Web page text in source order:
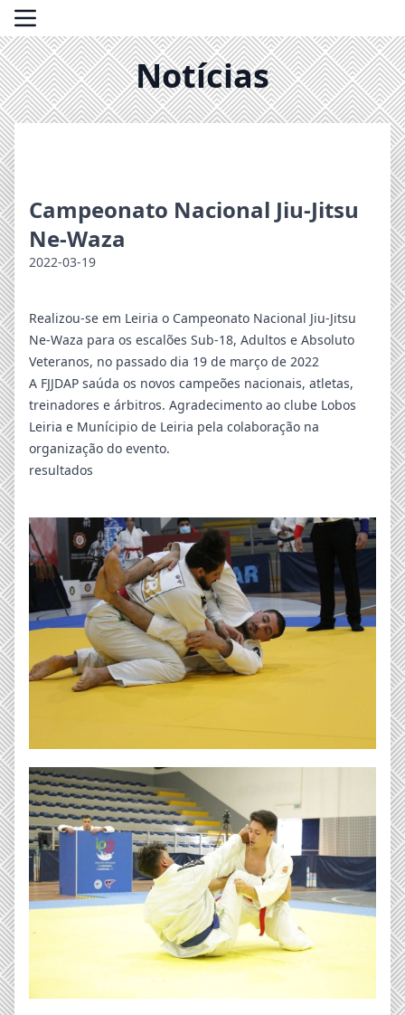
Notícias
Campeonato Nacional Jiu-Jitsu
Ne-Waza
2022-03-19
Realizou-se em Leiria o Campeonato Nacional Jiu-Jitsu
Ne-Waza para os escalões Sub-18, Adultos e Absoluto
Veteranos, no passado dia 19 de março de 2022
A FJJDAP saúda os novos campeões nacionais, atletas,
treinadores e árbitros. Agradecimento ao clube Lobos
Leiria e Munícipio de Leiria pela colaboração na
organização do evento.
resultados